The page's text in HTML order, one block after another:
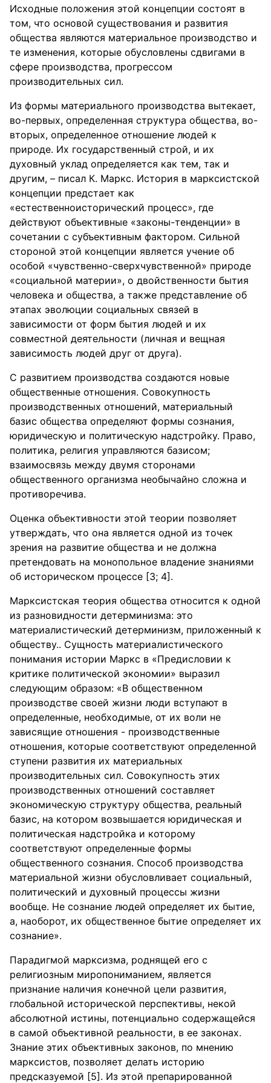
Исходные положения этой концепции состоят в
том, что основой существования и развития
общества являются материальное производство и
те изменения, которые обусловлены сдвигами в
сфере производства, прогрессом
производительных сил.
Из формы материального производства вытекает,
во-первых, определенная структура общества, во-
вторых, определенное отношение людей к
природе. Их государственный строй, и их
духовный уклад определяется как тем, так и
другим, – писал К. Маркс. История в марксистской
концепции предстает как
«естественноисторический процесс», где
действуют объективные «законы-тенденции» в
сочетании с субъективным фактором. Сильной
стороной этой концепции является учение об
особой «чувственно-сверхчувственной» природе
«социальной материи», о двойственности бытия
человека и общества, а также представление об
этапах эволюции социальных связей в
зависимости от форм бытия людей и их
совместной деятельности (личная и вещная
зависимость людей друг от друга).
С развитием производства создаются новые
общественные отношения. Совокупность
производственных отношений, материальный
базис общества определяют формы сознания,
юридическую и политическую надстройку. Право,
политика, религия управляются базисом;
взаимосвязь между двумя сторонами
общественного организма необычайно сложна и
противоречива.
Оценка объективности этой теории позволяет
утверждать, что она является одной из точек
зрения на развитие общества и не должна
претендовать на монопольное владение знаниями
об историческом процессе [3; 4].
Марксистская теория общества относится к одной
из разновидности детерминизма: это
материалистический детерминизм, приложенный к
обществу.. Сущность материалистического
понимания истории Маркс в «Предисловии к
критике политической экономии» выразил
следующим образом: «В общественном
производстве своей жизни люди вступают в
определенные, необходимые, от их воли не
зависящие отношения - производственные
отношения, которые соответствуют определенной
ступени развития их материальных
производительных сил. Совокупность этих
производственных отношений составляет
экономическую структуру общества, реальный
базис, на котором возвышается юридическая и
политическая надстройка и которому
соответствуют определенные формы
общественного сознания. Способ производства
материальной жизни обусловливает социальный,
политический и духовный процессы жизни
вообще. Не сознание людей определяет их бытие,
а, наоборот, их общественное бытие определяет их
сознание».
Парадигмой марксизма, роднящей его с
религиозным миропониманием, является
признание наличия конечной цели развития,
глобальной исторической перспективы, некой
абсолютной истины, потенциально содержащейся
в самой объективной реальности, в ее законах.
Знание этих объективных законов, по мнению
марксистов, позволяет делать историю
предсказуемой [5]. Из этой препарированной